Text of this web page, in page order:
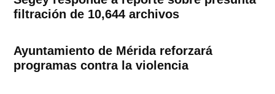
filtración de 10,644 archivos
Ayuntamiento de Mérida reforzará
programas contra la violencia